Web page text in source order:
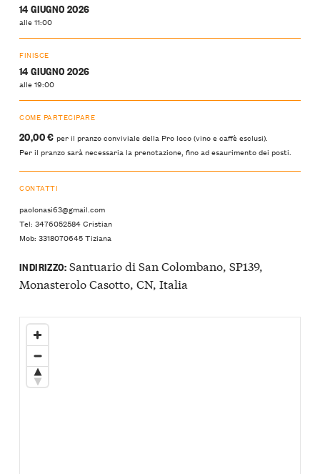
14 GIUGNO 2026
alle 11:00
FINISCE
14 GIUGNO 2026
alle 19:00
COME PARTECIPARE
20,00 € per il pranzo conviviale della Pro loco (vino e caffè esclusi).
Per il pranzo sarà necessaria la prenotazione, fino ad esaurimento dei posti.
CONTATTI
paolonasi63@gmail.com
Tel: 3476052584 Cristian
Mob: 3318070645 Tiziana
INDIRIZZO:Santuario di San Colombano, SP139,
Monasterolo Casotto, CN, Italia